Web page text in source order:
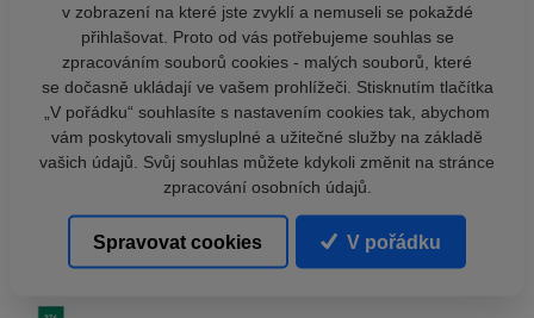
v zobrazení na které jste zvyklí a nemuseli se pokaždé
přihlašovat. Proto od vás potřebujeme souhlas se
zpracováním souborů cookies - malých souborů, které
se dočasně ukládají ve vašem prohlížeči. Stisknutím tlačítka
„V pořádku“ souhlasíte s nastavením cookies tak, abychom
vám poskytovali smysluplné a užitečné služby na základě
vašich údajů. Svůj souhlas můžete kdykoli změnit na stránce
zpracování osobních údajů.
Spravovat cookies V pořádku